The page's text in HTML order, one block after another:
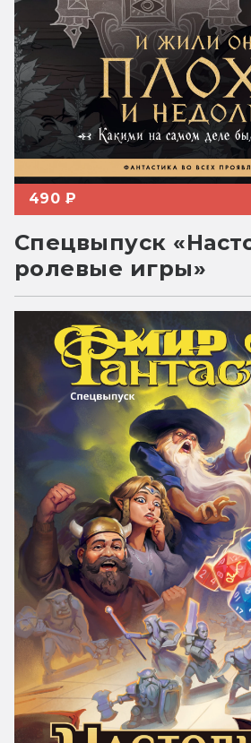
490 ₽
Спецвыпуск
ролевые игры»